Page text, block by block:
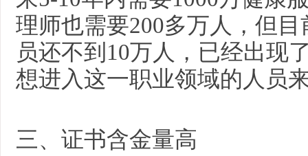
理师也需要200多万人，但
员还不到10万人，已经出现
想进入这一职业领域的人员
三、证书含金量高